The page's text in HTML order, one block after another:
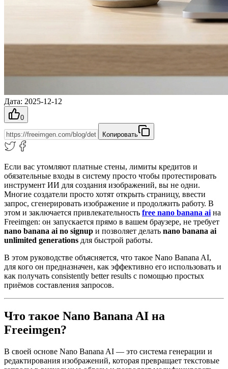
Дата: 2025-12-12
0
Копировать
Если вас утомляют платные стены, лимиты кредитов и
обязательные входы в систему просто чтобы протестировать
инструмент ИИ для создания изображений, вы не одни.
Многие создатели просто хотят открыть страницу, ввести
запрос, сгенерировать изображение и продолжить работу. В
этом и заключается привлекательность free nano banana ai на
Freeimgen: он запускается прямо в вашем браузере, не требует
nano banana ai no signup и позволяет делать nano banana ai
unlimited generations для быстрой работы.
В этом руководстве объясняется, что такое Nano Banana AI,
для кого он предназначен, как эффективно его использовать и
как получать consistently better results с помощью простых
приёмов составления запросов.
Что такое Nano Banana AI на
Freeimgen?
В своей основе Nano Banana AI — это система генерации и
редактирования изображений, которая превращает текстовые